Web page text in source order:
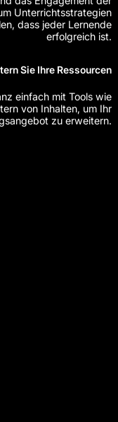
Unterrichtsstrategien
dass jeder Lernende
erfolgreich ist.
Sie Ihre Ressourcen
einfach mit Tools wie
von Inhalten, um Ihr
zu erweitern.